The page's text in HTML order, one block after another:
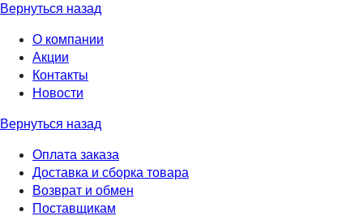
Вернуться назад
О компании
Акции
Контакты
Новости
Вернуться назад
Оплата заказа
Доставка и сборка товара
Возврат и обмен
Поставщикам